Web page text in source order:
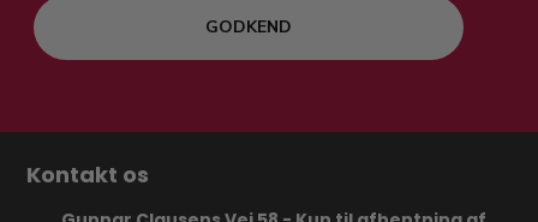
GODKEND
Kontakt os